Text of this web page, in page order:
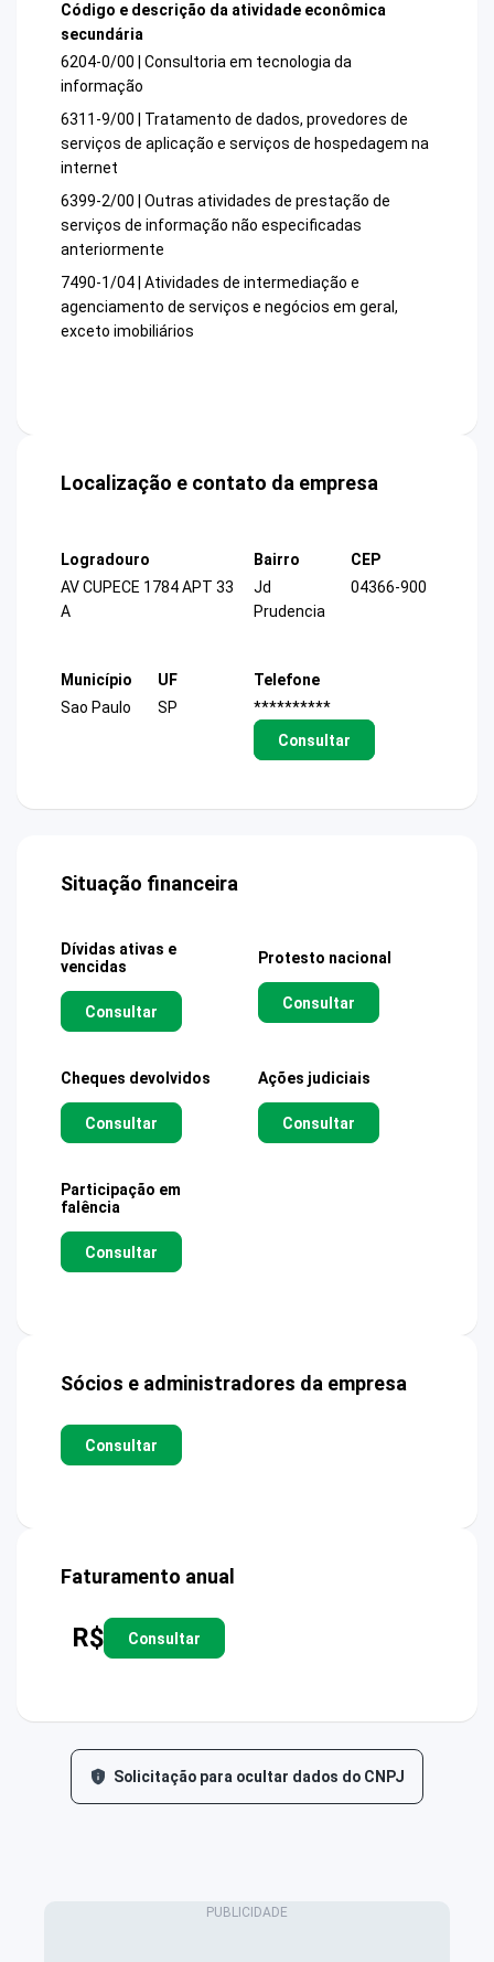
Código e descrição da atividade econômica
secundária
6204-0/00 | Consultoria em tecnologia da
informação
6311-9/00 | Tratamento de dados, provedores de
serviços de aplicação e serviços de hospedagem na
internet
6399-2/00 | Outras atividades de prestação de
serviços de informação não especificadas
anteriormente
7490-1/04 | Atividades de intermediação e
agenciamento de serviços e negócios em geral,
exceto imobiliários
Localização e contato da empresa
Logradouro
AV CUPECE 1784 APT 33
A
Bairro
Jd
Prudencia
CEP
04366-900
Município
Sao Paulo
UF
SP
Telefone
**********
Consultar
Situação financeira
Dívidas ativas e
vencidas
Consultar
Protesto nacional
Consultar
Cheques devolvidos
Consultar
Ações judiciais
Consultar
Participação em
falência
Consultar
Sócios e administradores da empresa
Consultar
Faturamento anual
R$ Consultar
Solicitação para ocultar dados do CNPJ